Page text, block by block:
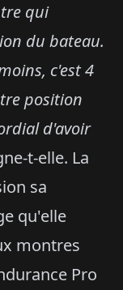
qui
du bateau.
c'est 4
position
d'avoir
t-elle. La
sa
qu'elle
montres
Pro